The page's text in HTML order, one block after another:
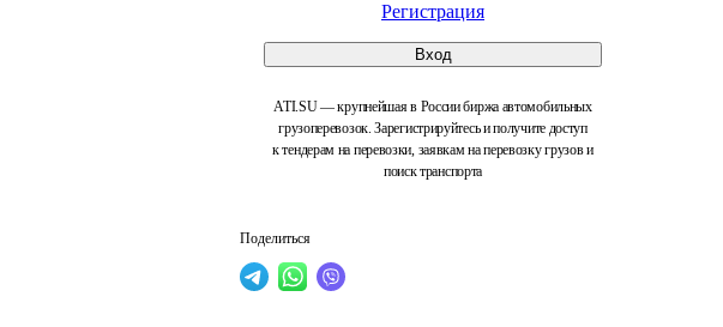
Регистрация
Вход
ATI.SU — крупнейшая в России биржа автомобильных
грузоперевозок. Зарегистрируйтесь и получите доступ
к тендерам на перевозки, заявкам на перевозку грузов и
поиск транспорта
Поделиться